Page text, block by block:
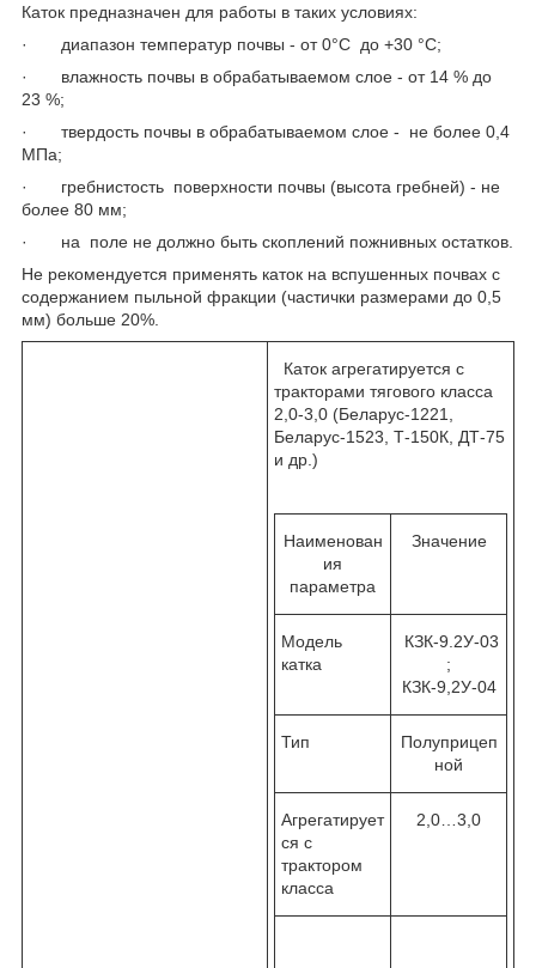
Каток предназначен для работы в таких условиях:
· диапазон температур почвы - от 0°С до +30 °С;
· влажность почвы в обрабатываемом слое - от 14 % до
23 %;
· твердость почвы в обрабатываемом слое - не более 0,4
МПа;
· гребнистость поверхности почвы (высота гребней) - не
более 80 мм;
· на поле не должно быть скоплений пожнивных остатков.
Не рекомендуется применять каток на вспушенных почвах с
содержанием пыльной фракции (частички размерами до 0,5
мм) больше 20%.
Каток агрегатируется с
тракторами тягового класса
2,0-3,0 (Беларус-1221,
Беларус-1523, Т-150К, ДТ-75
и др.)
Наименован
ия
параметра
Значение
Модель
катка
КЗК-9.2У-03
;
КЗК-9,2У-04
Тип
Полуприцеп
ной
Агрегатирует
ся с
трактором
класса
2,0…3,0